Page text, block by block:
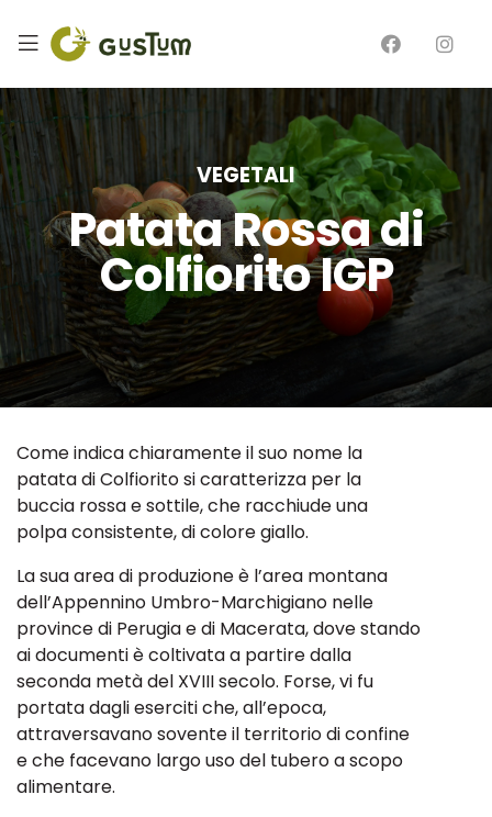
VEGETALI
Patata Rossa di
Colfiorito IGP
Come indica chiaramente il suo nome la
patata di Colfiorito si caratterizza per la
buccia rossa e sottile, che racchiude una
polpa consistente, di colore giallo.
La sua area di produzione è l’area montana
dell’Appennino Umbro-Marchigiano nelle
province di Perugia e di Macerata, dove stando
ai documenti è coltivata a partire dalla
seconda metà del XVIII secolo. Forse, vi fu
portata dagli eserciti che, all’epoca,
attraversavano sovente il territorio di confine
e che facevano largo uso del tubero a scopo
alimentare.